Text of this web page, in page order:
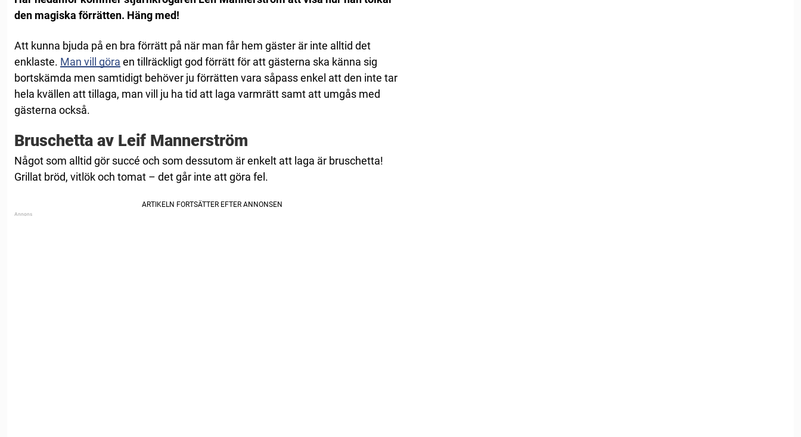
den magiska förrätten. Häng med!
Att kunna bjuda på en bra förrätt på när man får hem gäster är inte alltid det
enklaste. Man vill göra en tillräckligt god förrätt för att gästerna ska känna sig
bortskämda men samtidigt behöver ju förrätten vara såpass enkel att den inte tar
hela kvällen att tillaga, man vill ju ha tid att laga varmrätt samt att umgås med
gästerna också.
Bruschetta av Leif Mannerström
Något som alltid gör succé och som dessutom är enkelt att laga är bruschetta!
Grillat bröd, vitlök och tomat – det går inte att göra fel.